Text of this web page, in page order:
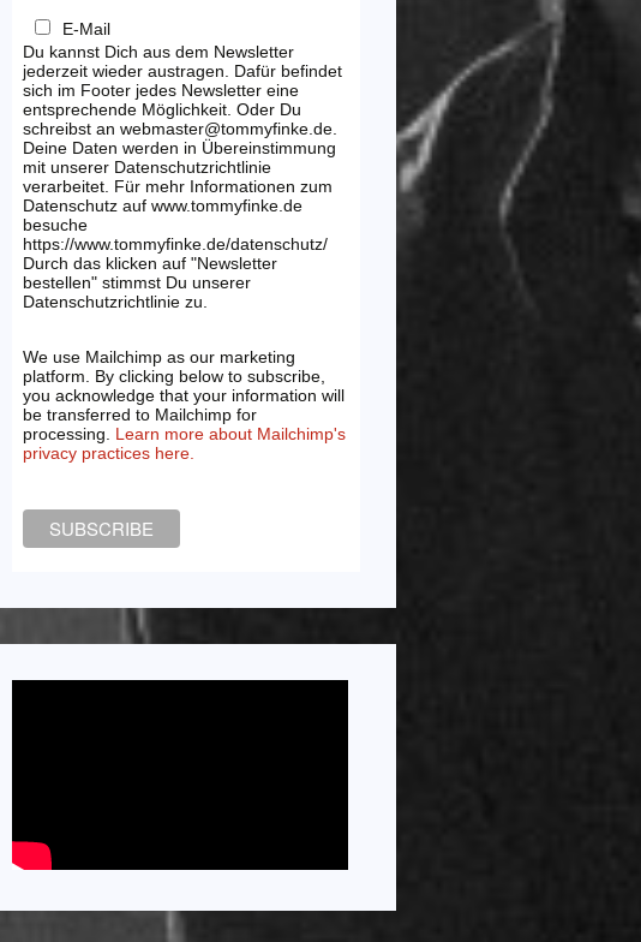
E-Mail
Du kannst Dich aus dem Newsletter
jederzeit wieder austragen. Dafür befindet
sich im Footer jedes Newsletter eine
entsprechende Möglichkeit. Oder Du
schreibst an webmaster@tommyfinke.de.
Deine Daten werden in Übereinstimmung
mit unserer Datenschutzrichtlinie
verarbeitet. Für mehr Informationen zum
Datenschutz auf www.tommyfinke.de
besuche
https://www.tommyfinke.de/datenschutz/
Durch das klicken auf "Newsletter
bestellen" stimmst Du unserer
Datenschutzrichtlinie zu.
We use Mailchimp as our marketing
platform. By clicking below to subscribe,
you acknowledge that your information will
be transferred to Mailchimp for
processing. Learn more about Mailchimp's
privacy practices here.